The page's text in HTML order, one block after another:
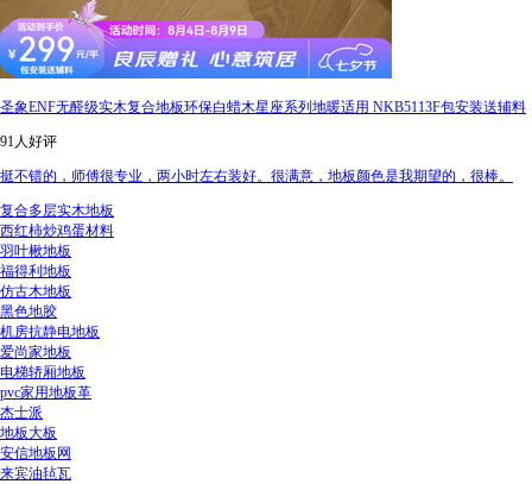
圣象ENF无醛级实木复合地板环保白蜡木星座系列地暖适用 NKB5113F包安装送辅料
91人好评
挺不错的，师傅很专业，两小时左右装好。很满意，地板颜色是我期望的，很棒。
复合多层实木地板
西红柿炒鸡蛋材料
羽叶楸地板
福得利地板
仿古木地板
黑色地胶
机房抗静电地板
爱尚家地板
电梯轿厢地板
pvc家用地板革
杰士派
地板大板
安信地板网
来宾油毡瓦